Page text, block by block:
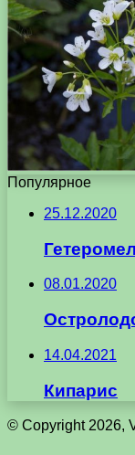
Популярное
25.12.2020
08.01.2020
14.04.2021
Кипарис
© Copyright 2026,